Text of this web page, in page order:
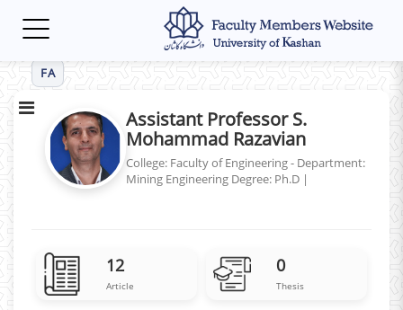
Toggle
FA
Assistant Professor S.
Mohammad Razavian
College: Faculty of Engineering - Department:
Mining Engineering Degree: Ph.D |
0
Thesis
12
Article